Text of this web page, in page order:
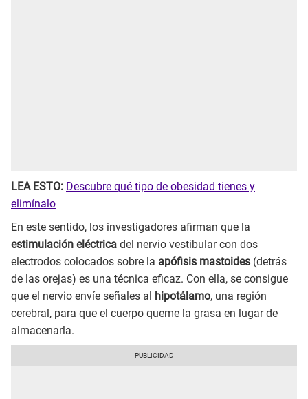
LEA ESTO: Descubre qué tipo de obesidad tienes y
elimínalo
En este sentido, los investigadores afirman que la
estimulación eléctrica del nervio vestibular con dos
electrodos colocados sobre la apófisis mastoides (detrás
de las orejas) es una técnica eficaz. Con ella, se consigue
que el nervio envíe señales al hipotálamo, una región
cerebral, para que el cuerpo queme la grasa en lugar de
almacenarla.